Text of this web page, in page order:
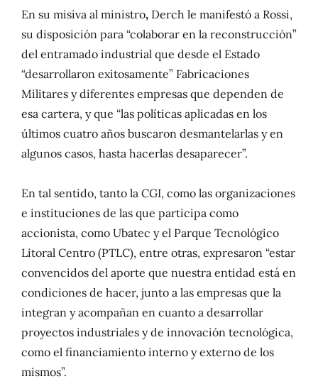
En su misiva al ministro, Derch le manifestó a Rossi,
su disposición para “colaborar en la reconstrucción”
del entramado industrial que desde el Estado
“desarrollaron exitosamente” Fabricaciones
Militares y diferentes empresas que dependen de
esa cartera, y que “las políticas aplicadas en los
últimos cuatro años buscaron desmantelarlas y en
algunos casos, hasta hacerlas desaparecer”.
En tal sentido, tanto la CGI, como las organizaciones
e instituciones de las que participa como
accionista, como Ubatec y el Parque Tecnológico
Litoral Centro (PTLC), entre otras, expresaron “estar
convencidos del aporte que nuestra entidad está en
condiciones de hacer, junto a las empresas que la
integran y acompañan en cuanto a desarrollar
proyectos industriales y de innovación tecnológica,
como el financiamiento interno y externo de los
mismos”.